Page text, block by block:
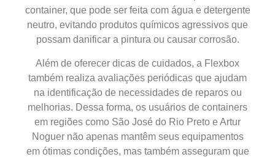
container, que pode ser feita com água e detergente
neutro, evitando produtos químicos agressivos que
possam danificar a pintura ou causar corrosão.
Além de oferecer dicas de cuidados, a Flexbox
também realiza avaliações periódicas que ajudam
na identificação de necessidades de reparos ou
melhorias. Dessa forma, os usuários de containers
em regiões como São José do Rio Preto e Artur
Noguer não apenas mantêm seus equipamentos
em ótimas condições, mas também asseguram que